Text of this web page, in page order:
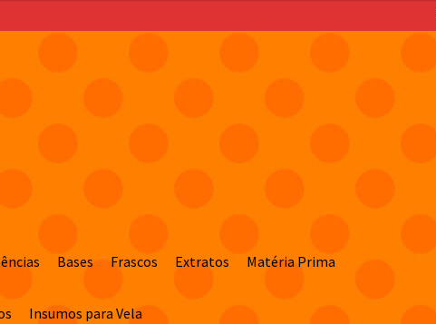
Bases Frascos Extratos Matéria Prima
Insumos para Vela